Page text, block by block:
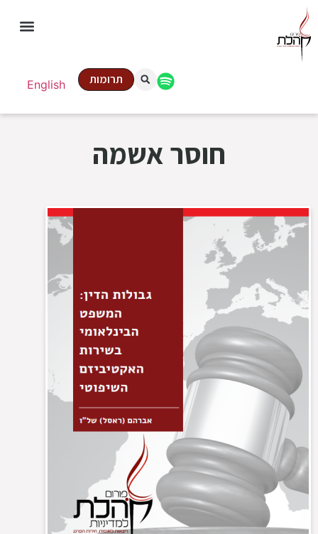
English תרומות
חוסר אשמה